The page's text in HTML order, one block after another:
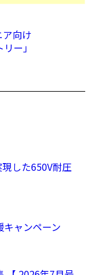
向け
ー」
した650V耐圧
ャンペーン